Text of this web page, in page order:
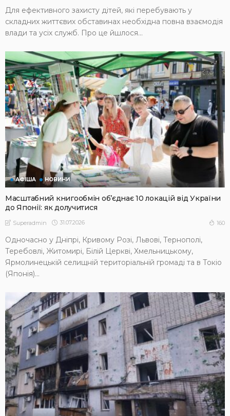
Для ефективного захисту дітей, які перебувають у
складних життєвих обставинах необхідна повна взаємодія
влади та усіх служб. Про це йшлося...
АФІША НОВИНИ
Масштабний книгообмін об’єднає 10 локацій від України
до Японії: як долучитися
Superadmin 31.07.2026 160
Одночасно у Дніпрі, Кривому Розі, Львові, Тернополі,
Теребовлі, Житомирі, Білій Церкві, Хмельницькому,
Ярмолинецькій селищній територіальній громаді та в Токіо
(Японія)...